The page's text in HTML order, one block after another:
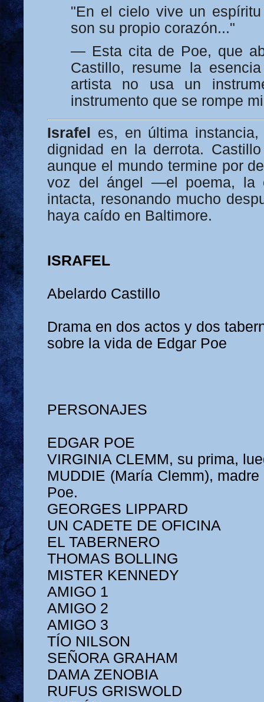
"En el cielo vive un
son su propio corazón..."
— Esta cita de Poe, que
Castillo, resume la
artista no usa un
instrumento que se rompe
Israfel
es, en última
dignidad en la derrota.
aunque el mundo termine por
voz del ángel —el poema, la
intacta, resonando mucho
haya caído en Baltimore.
ISRAFEL
Abelardo Castillo
Drama en dos actos y dos
sobre la vida de Edgar Poe
PERSONAJES
EDGAR POE
VIRGINIA CLEMM, su prima,
MUDDIE (María Clemm),
Poe.
GEORGES LIPPARD
UN CADETE DE OFICINA
EL TABERNERO
THOMAS BOLLING
MISTER KENNEDY
AMIGO 1
AMIGO 2
AMIGO 3
TÍO NILSON
SEÑORA GRAHAM
DAMA ZENOBIA
RUFUS GRISWOLD